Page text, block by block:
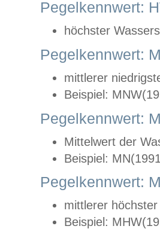
Pegelkennwert:
höchster
Pegelkennwert:
mittlerer
Beispiel:
Pegelkennwert:
Mittelwert der
Beispiel:
Pegelkennwert:
mittlerer
Beispiel: